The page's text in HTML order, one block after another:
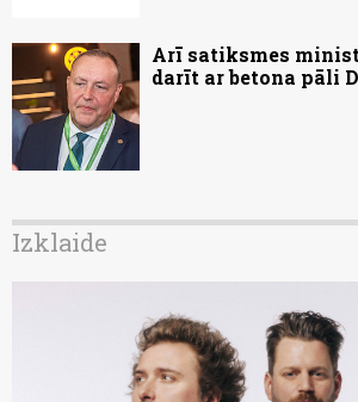
Arī satiksmes
darīt ar betona pāli
Izklaide